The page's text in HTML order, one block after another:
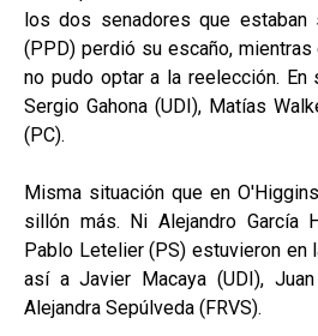
los dos senadores que estaban
(PPD) perdió su escaño,
no pudo optar a la reelección. En
Sergio Gahona (UDI), Matías
(PC).
Misma situación que en
sillón más. Ni Alejandro García
Pablo Letelier (PS) estuvieron en
así a Javier Macaya (UDI),
Alejandra Sepúlveda (FRVS).